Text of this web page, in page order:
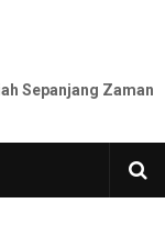
Sepanjang Zaman